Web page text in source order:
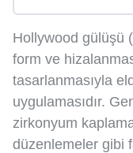
Hollywood gülüşü
form ve
tasarlanmasıyla
uygulamasıdır.
zirkonyum
düzenlemeler gibi